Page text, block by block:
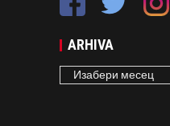
ARHIVA
ARHIVA